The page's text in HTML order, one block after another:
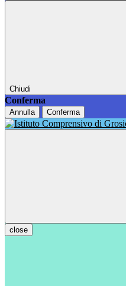
Chiudi
Conferma
Annulla Conferma
close